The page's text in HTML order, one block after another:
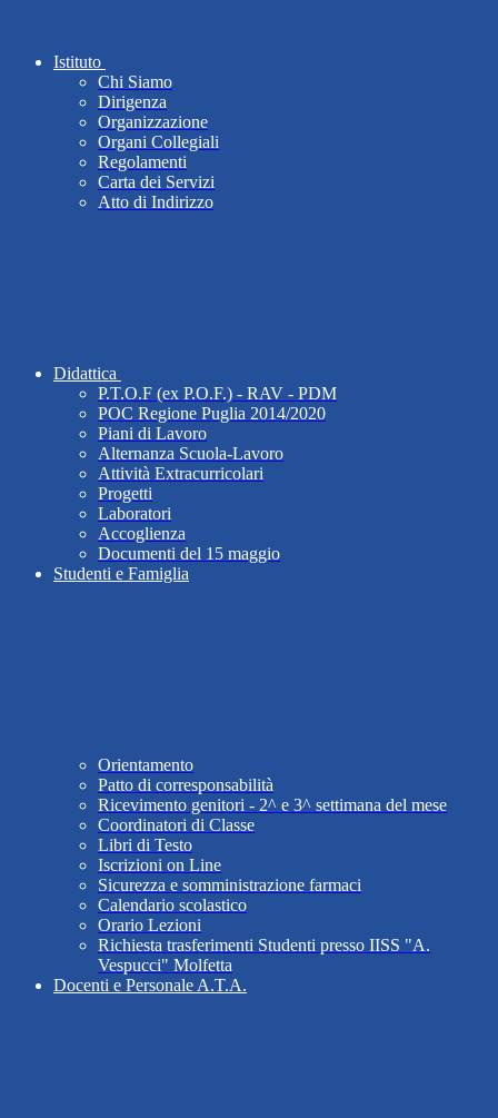
Istituto
Chi Siamo
Dirigenza
Organizzazione
Organi Collegiali
Regolamenti
Carta dei Servizi
Atto di Indirizzo
Didattica
P.T.O.F (ex P.O.F.) - RAV - PDM
POC Regione Puglia 2014/2020
Piani di Lavoro
Alternanza Scuola-Lavoro
Attività Extracurricolari
Progetti
Laboratori
Accoglienza
Documenti del 15 maggio
Studenti e Famiglia
Orientamento
Patto di corresponsabilità
Ricevimento genitori - 2^ e 3^ settimana del mese
Coordinatori di Classe
Libri di Testo
Iscrizioni on Line
Sicurezza e somministrazione farmaci
Calendario scolastico
Orario Lezioni
Richiesta trasferimenti Studenti presso IISS "A.
Vespucci" Molfetta
Docenti e Personale A.T.A.